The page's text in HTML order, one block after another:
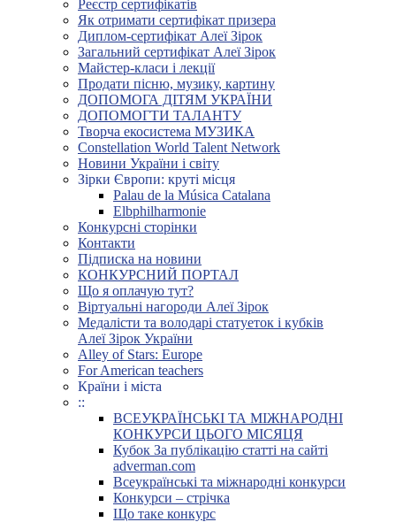
Реєстр сертифікатів
Як отримати сертифікат призера
Диплом-сертифікат Алеї Зірок
Загальний сертифікат Алеї Зірок
Майстер-класи і лекції
Продати пісню, музику, картину
ДОПОМОГА ДІТЯМ УКРАЇНИ
ДОПОМОГТИ ТАЛАНТУ
Творча екосистема МУЗИКА
Constellation World Talent Network
Новини України і світу
Зірки Європи: круті місця
Palau de la Música Catalana
Elbphilharmonie
Конкурсні сторінки
Контакти
Підписка на новини
КОНКУРСНИЙ ПОРТАЛ
Що я оплачую тут?
Віртуальні нагороди Алеї Зірок
Медалісти та володарі статуеток і кубків
Алеї Зірок України
Alley of Stars: Europe
For American teachers
Країни і міста
::
ВСЕУКРАЇНСЬКІ ТА МІЖНАРОДНІ
КОНКУРСИ ЦЬОГО МІСЯЦЯ
Кубок За публікацію статті на сайті
adverman.com
Всеукраїнські та міжнародні конкурси
Конкурси – стрічка
Що таке конкурс